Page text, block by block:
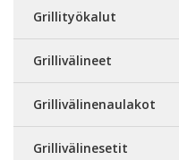
Grillityökalut
Grillivälineet
Grillivälinenaulakot
Grillivälinesetit